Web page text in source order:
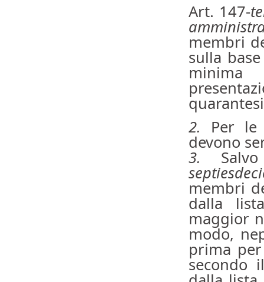
Art. 147-
membri
sulla
minima
2. Per le
devono
3.
membri
dalla
maggior
modo,
prima
secondo